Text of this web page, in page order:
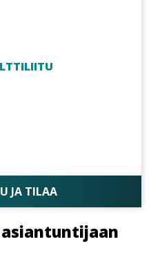
JA TILAA